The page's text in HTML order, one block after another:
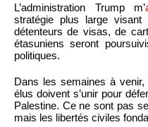
L’administration Trump m’
stratégie plus large
détenteurs de visas, de
étasuniens seront
politiques.
Dans les semaines à
élus doivent s’unir pour
Palestine. Ce ne sont pas
mais les libertés civiles